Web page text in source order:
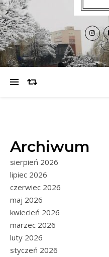
Archiwum
sierpień 2026
lipiec 2026
czerwiec 2026
maj 2026
kwiecień 2026
marzec 2026
luty 2026
styczeń 2026